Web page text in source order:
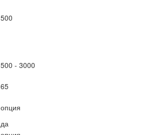
500
500 - 3000
65
опция
да